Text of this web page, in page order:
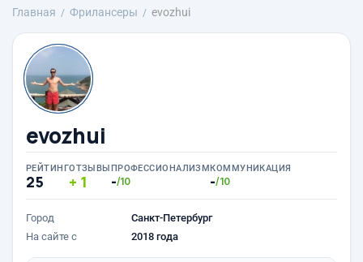
Главная Фрилансеры evozhui
evozhui
РЕЙТИНГ
25
ОТЗЫВЫ
1
ПРОФЕССИОНАЛИЗМ
-/10
КОММУНИКАЦИЯ
-/10
Город
Санкт-Петербург
На сайте с
2018 года